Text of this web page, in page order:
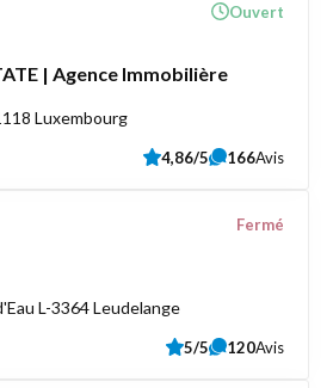
| Agence Immobilière
Luxembourg
Ouvert
4,86/5 166Avis
L-3364 Leudelange
Fermé
5/5 120Avis